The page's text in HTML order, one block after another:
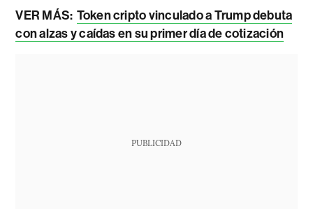
VER MÁS: Token cripto vinculado a Trump debuta
con alzas y caídas en su primer día de cotización
PUBLICIDAD